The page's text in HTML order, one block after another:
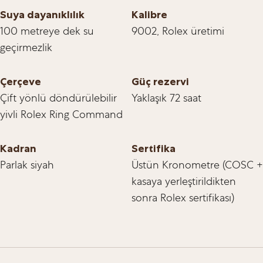
Suya dayanıklılık
100 metreye dek su
geçirmezlik
Kalibre
9002, Rolex üretimi
Çerçeve
Çift yönlü döndürülebilir
yivli Rolex Ring Command
Güç rezervi
Yaklaşık 72 saat
Kadran
Parlak siyah
Sertifika
Üstün Kronometre (COSC +
kasaya yerleştirildikten
sonra Rolex sertifikası)